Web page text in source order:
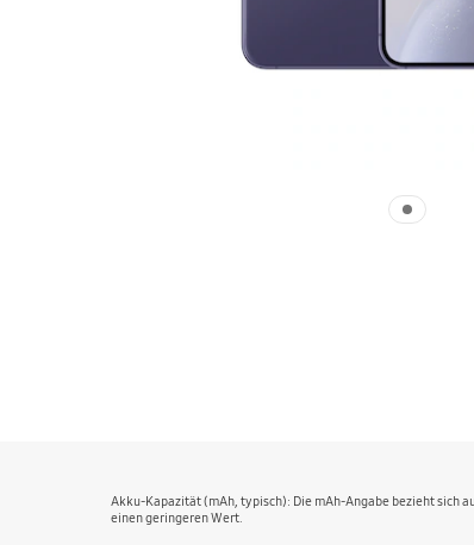
Akku-Kapazität (mAh, typisch): Die mAh-Angabe bezieht sich
einen geringeren Wert.